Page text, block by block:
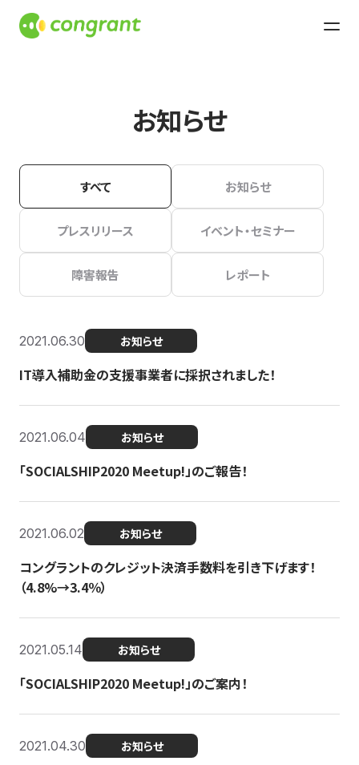
お知らせ
すべて お知らせ
プレスリリース イベント・セミナー
障害報告 レポート
2021.06.30 お知らせ
IT導入補助金の支援事業者に採択されました！
2021.06.04 お知らせ
「SOCIALSHIP2020 Meetup!」のご報告！
2021.06.02 お知らせ
コングラントのクレジット決済手数料を引き下げます！
（4.8%→3.4％）
2021.05.14 お知らせ
「SOCIALSHIP2020 Meetup!」のご案内！
2021.04.30 お知らせ